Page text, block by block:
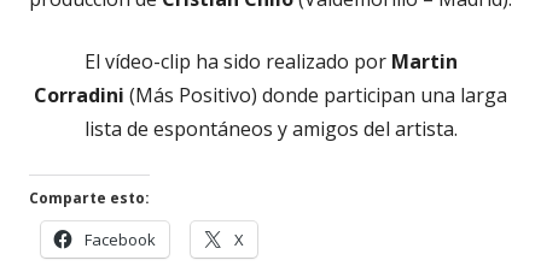
El vídeo-clip ha sido realizado por Martin
Corradini (Más Positivo) donde participan una larga
lista de espontáneos y amigos del artista.
Comparte esto:
Facebook
en
X
en